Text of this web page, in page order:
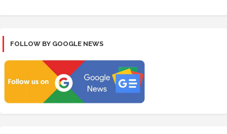
FOLLOW BY GOOGLE NEWS